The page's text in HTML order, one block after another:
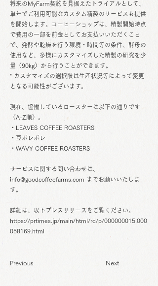
将来のMyFarm契約を見据えたトライアルとして、
単年でご利用可能なカスタム精製のサービスも提供
を開始します。コーヒーショップは、精製開始時点
で費用の一部を前金としてお支払いいただくこと
で、発酵や乾燥を行う環境・時間等の条件、酵母の
使用など、多様にカスタマイズした精製の研究を少
量（90kg）から行うことができます。
* カスタマイズの選択肢は生産状況等によって変更
となる可能性がございます。
現在、協働しているロースターは以下の通りです
（A-Z順）。
・LEAVES COFFEE ROASTERS
・豆ポレポレ
・WAVY COFFEE ROASTERS
サービスに関する問い合わせは、
info@goodcoffeefarms.com までお願いいたしま
す。
詳細は、以下プレスリリースをご覧ください。
https://prtimes.jp/main/html/rd/p/000000015.000
058169.html
Previous Next